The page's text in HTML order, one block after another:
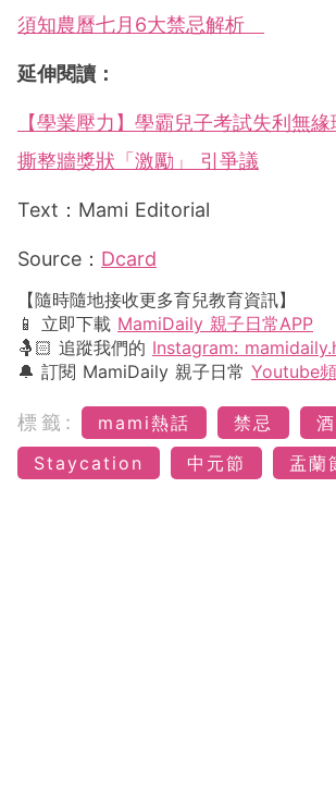
須知農曆七月6大禁忌解析
延伸閱讀：
【學業壓力】學霸兒子考試失利無
撕整牆獎狀「激勵」 引爭議
Text：Mami Editorial
Source： Dcard
【隨時隨地接收更多育兒教育資訊】
📱 立即下載 MamiDaily 親子日常APP
🤱🏻 追蹤我們的 Instagram:
🔔 訂閱 MamiDaily 親子日常 Youtube
標籤: mami熱話 禁忌
Staycation
中元節 盂蘭